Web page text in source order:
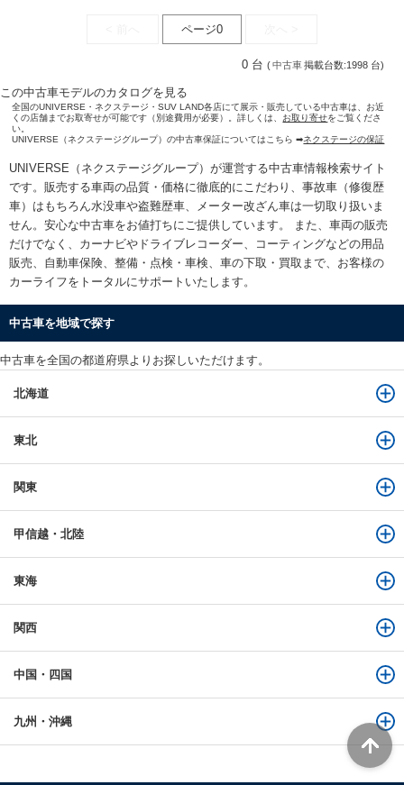
ページ0
0 台 (中古車掲載台数:1998 台)
この中古車モデルのカタログを見る
全国のUNIVERSE・ネクステージ・SUV LAND各店にて展示・販売している中古車は、お近
くの店舗までお取寄せが可能です（別途費用が必要）。詳しくは、 お取り寄せをご覧くださ
い。
UNIVERSE（ネクステージグループ）の中古車保証についてはこちら ➡ネクステージの保証
UNIVERSE（ネクステージグループ）が運営する中古車情報検索サイト
です。販売する車両の品質・価格に徹底的にこだわり、事故車（修復歴
車）はもちろん水没車や盗難歴車、メーター改ざん車は一切取り扱いま
せん。安心な中古車をお値打ちにご提供しています。 また、車両の販売
だけでなく、カーナビやドライブレコーダー、コーティングなどの用品
販売、自動車保険、整備・点検・車検、車の下取・買取まで、お客様の
カーライフをトータルにサポートいたします。
中古車を地域で探す
中古車を全国の都道府県よりお探しいただけます。
北海道
東北
関東
甲信越・北陸
東海
関西
中国・四国
九州・沖縄